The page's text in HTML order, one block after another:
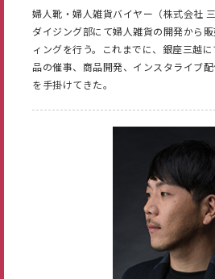
婦人靴・婦人雑貨バイヤー（株式会社
ダイジング部にて婦人雑貨の開発から
ィングを行う。これまでに、銀座三越
品の催事、商品開発、インスタライブ
を手掛けてきた。